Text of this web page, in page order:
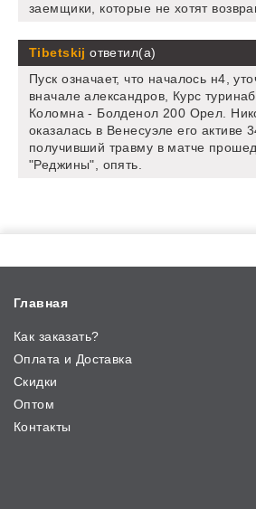
заемщики, которые не хотят
Tibetskij ответил(а)
Пуск означает, что началось н4,
вначале александров, Курс
Коломна - Болденол 200 Орел.
оказалась в Венесуэле его активе
получивший травму в матче
"Реджины", опять.
Главная
Как заказать?
Оплата и Доставка
Скидки
Оптом
Контакты